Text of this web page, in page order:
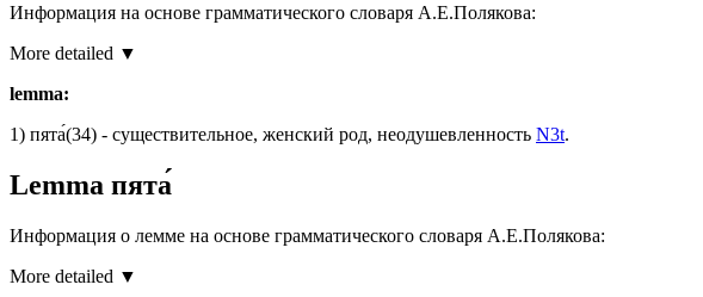
Информация на основе грамматического словаря А.Е.Полякова:
More detailed ▼
lemma:
1) пята́(34) - существительное, женский род, неодушевленность N3t.
Lemma пята́
Информация о лемме на основе грамматического словаря А.Е.Полякова:
More detailed ▼